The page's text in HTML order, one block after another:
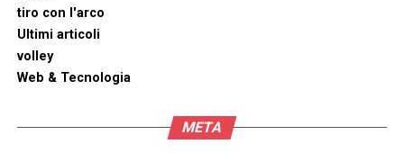
tiro con l'arco
Ultimi articoli
volley
Web & Tecnologia
META